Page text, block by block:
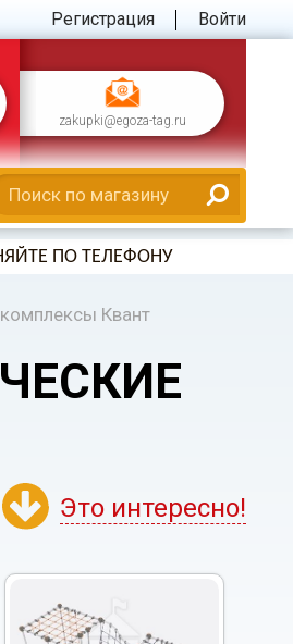
Регистрация Войти
zakupki@egoza-tag.ru
ПО ТЕЛЕФОНУ
Квант
Это интересно!